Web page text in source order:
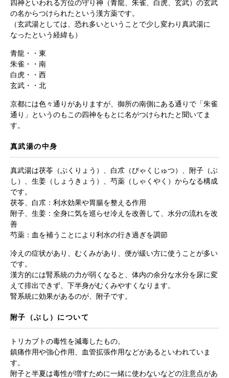
お知らせ イベント・講座
漢方を知る 皆様からのご質問
四神といわれる方位の守り神（青龍、朱雀、白虎、玄武）の玄武
の名からつけられたという漢方薬です。
（玄武湯としては、恐れ多いということで少し変わり真武湯に
なったという経緯も）
青龍・・東
朱雀・・南
白虎・・西
玄武・・北
京都には色々通りがありますが、御所の南側にある通りで「朱雀
通り」というのもこの四神をもとに名がつけられたと聞いてま
す。
真武湯の中身
真武湯は茯苓（ぶくりょう）、白朮（びゃくじゅつ）、附子（ぶ
し）、生姜（しょうきょう）、芍薬（しゃくやく）からなる構成
です。
茯苓、白朮：利水効果や胃腸を整える作用
附子、生姜：全身に気を巡らせ冷えを改善して、水分の流れを改
善
芍薬：血を補うことにより利水の行き過ぎを調節
冷えの症状があり、むくみがあり、便が緩い方に使うことが多い
です。
漢方的には腎系統の力が弱くなると、体内の余分な水分を尿に変
えて排出できず、下半身がむくみやすくなります。
腎系統に効果があるのが、附子です。
附子（ぶし）について
トリカブトの毒性を減毒したもの。
鎮痛作用や強心作用、血管拡張作用などがあるといわれていま
す。
附子と半夏は毒性が増すために一緒に使わないなどの注意点があ